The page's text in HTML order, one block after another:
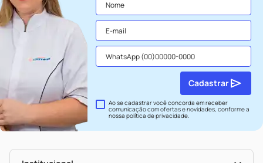
Ao se cadastrar você concorda em receber
comunicação com ofertas e novidades, conforme a
nossapolítica de privacidade.
Cadastrar